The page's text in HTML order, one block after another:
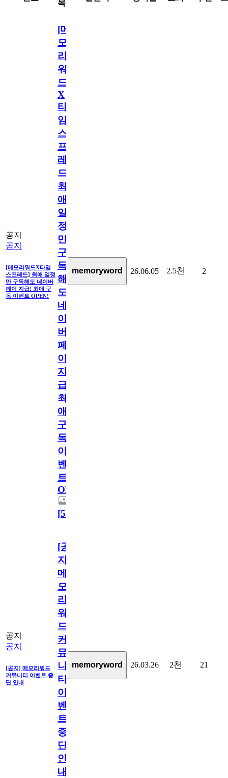
목
공지
공지
[메모리워드X타임
스프레드] 최애 일정
만 구독해도 네이버
페이 지급! 최애 구
독 이벤트 OPEN!
[메
모
리
워
드
X
타
임
스
프
레
드]
최
애
일
정
만
구
독
해
도
네
이
버
페
이
지
급!
최
애
구
독
이
벤
트
OPEN!
[5]
memoryword 26.06.05 2.5천 2
공지
공지
[공지] 메모리워드
커뮤니티 이벤트 중
단 안내
[공
지]
메
모
리
워
드
커
뮤
니
티
이
벤
트
중
단
안
내
memoryword 26.03.26 2천 21